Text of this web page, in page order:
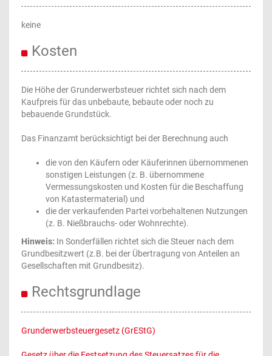
keine
Kosten
Die Höhe der Grunderwerbsteuer richtet sich nach dem
Kaufpreis für das unbebaute, bebaute oder noch zu
bebauende Grundstück.
Das Finanzamt berücksichtigt bei der Berechnung auch
die von den Käufern oder Käuferinnen übernommenen
sonstigen Leistungen (z. B. übernommene
Vermessungskosten und Kosten für die Beschaffung
von Katastermaterial) und
die der verkaufenden Partei vorbehaltenen Nutzungen
(z. B. Nießbrauchs- oder Wohnrechte).
Hinweis: In Sonderfällen richtet sich die Steuer nach dem
Grundbesitzwert (z.B. bei der Übertragung von Anteilen an
Gesellschaften mit Grundbesitz).
Rechtsgrundlage
Grunderwerbsteuergesetz (GrEStG)